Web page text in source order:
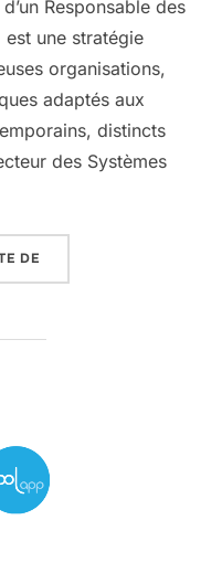
Responsable des
est une stratégie
organisations,
adaptés aux
distincts
des Systèmes
DE